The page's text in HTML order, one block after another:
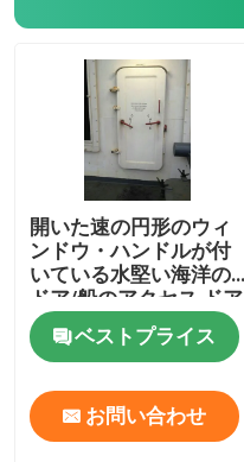
ゴム製トラック
開いた速の円形のウィ
ンドウ・ハンドルが付
いている水堅い海洋の
ドア/船のアクセス ドア
ベストプライス
お問い合わせ